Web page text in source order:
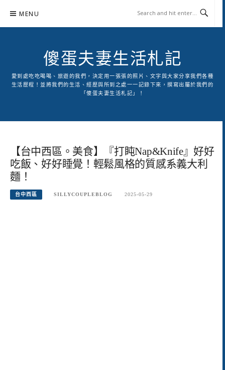
content
MENU
傻蛋夫妻生活札記
愛到處吃吃喝喝、旅遊的我們，決定用一張張的照片、文字與大家分享我們各種
生活歷程！並將我們的生活、經歷與所到之處一一記錄下來，撰寫出屬於我們的
「傻蛋夫妻生活札記」！
【台中西區。美食】『打盹Nap&Knife』好好
吃飯、好好睡覺！輕鬆風格的質感系義大利
麵！
台中西區 SILLYCOUPLEBLOG 2025-05-29